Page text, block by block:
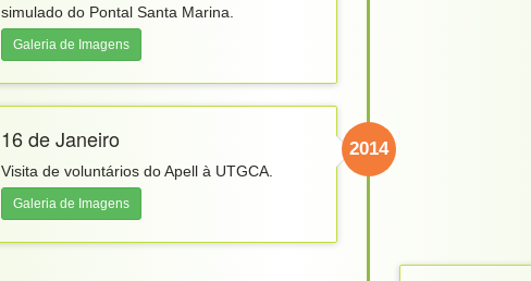
simulado do Pontal Santa Marina.
Galeria de Imagens
2014
16 de Janeiro
Visita de voluntários do Apell à UTGCA.
Galeria de Imagens